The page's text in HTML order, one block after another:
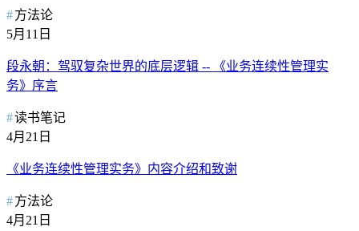
方法论
5月11日
段永朝：驾驭复杂世界的底层逻辑 -- 《业务连续性管理实
务》序言
读书笔记
4月21日
《业务连续性管理实务》内容介绍和致谢
方法论
4月21日